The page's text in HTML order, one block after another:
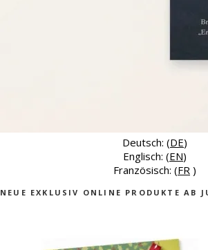
Deutsch: (DE)
Englisch: (EN)
Französisch: (FR )
NEUE EXKLUSIV ONLINE PRODUKTE AB